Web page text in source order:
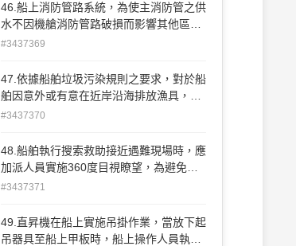
46.船上消防管路系統，為使主消防管之供
水不因機艙消防管路破損而影響其他區域
的消防栓的使用，因此有以下之設計：(A)
立管路系統(B)主消防管路只由應急滅火泵
供水，不經由機艙滅火泵供水。(C)主消防
#3437369
47.依據船舶垃圾污染規則之要求，對於船
舶因意外或有意在近岸沿海排放漁具，可
能對海洋環境有不良影響時，應主動向那
船旗國及沿岸國都要通報(D)下個抵達之港
口國
#3437370
48.船舶執行搜索救助接近遇難現場時，應
加派人員實施360度目視瞭望，為避免造
成瞭望員視覺上的假象，應避免或禁止實
棄物入海(C)鳴放音響信號(D)白天施放煙
幕
#3437371
49.直昇機在船上實施吊掛作業，當放下起
吊器具至船上甲板時，船上操作人員執行